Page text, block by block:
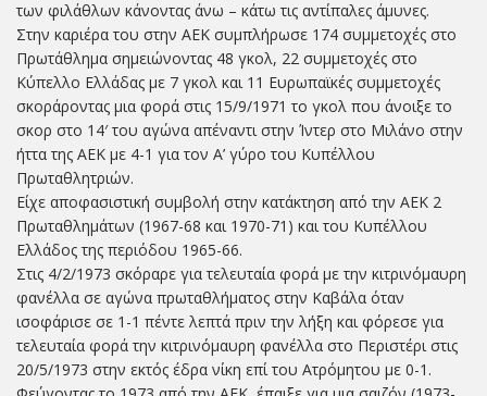
των φιλάθλων κάνοντας άνω – κάτω τις αντίπαλες άμυνες.
Στην καριέρα του στην ΑΕΚ συμπλήρωσε 174 συμμετοχές στο
Πρωτάθλημα σημειώνοντας 48 γκολ, 22 συμμετοχές στο
Κύπελλο Ελλάδας με 7 γκολ και 11 Ευρωπαϊκές συμμετοχές
σκοράροντας μια φορά στις 15/9/1971 το γκολ που άνοιξε το
σκορ στο 14′ του αγώνα απέναντι στην Ίντερ στο Μιλάνο στην
ήττα της ΑΕΚ με 4-1 για τον Α’ γύρο του Κυπέλλου
Πρωταθλητριών.
Είχε αποφασιστική συμβολή στην κατάκτηση από την ΑΕΚ 2
Πρωταθλημάτων (1967-68 και 1970-71) και του Κυπέλλου
Ελλάδος της περιόδου 1965-66.
Στις 4/2/1973 σκόραρε για τελευταία φορά με την κιτρινόμαυρη
φανέλλα σε αγώνα πρωταθλήματος στην Καβάλα όταν
ισοφάρισε σε 1-1 πέντε λεπτά πριν την λήξη και φόρεσε για
τελευταία φορά την κιτρινόμαυρη φανέλλα στο Περιστέρι στις
20/5/1973 στην εκτός έδρα νίκη επί του Ατρόμητου με 0-1.